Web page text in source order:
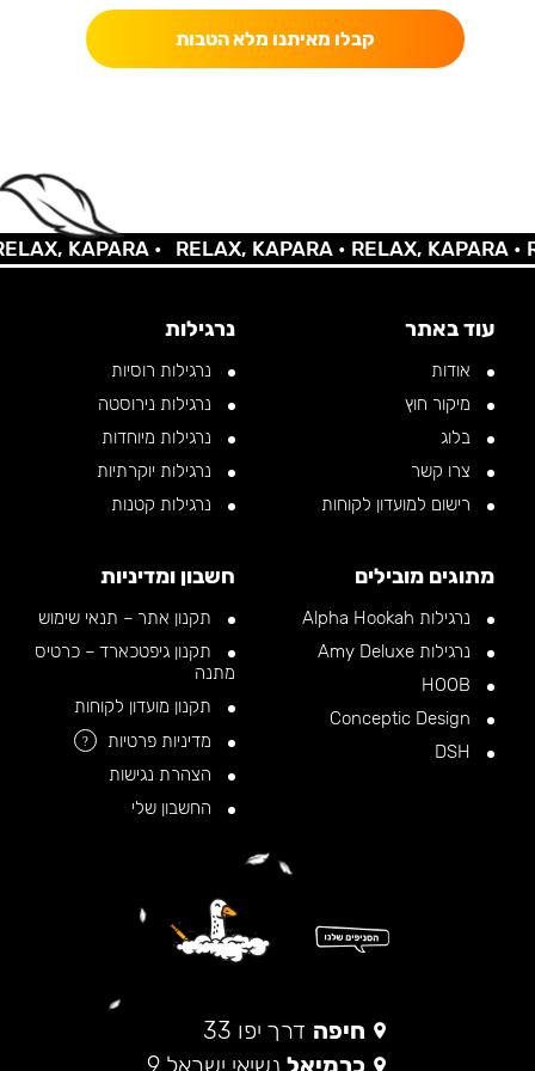
קבלו מאיתנו מלא הטבות
KAPARA • RELAX, KAPARA •RELAX, KAPARA •
עוד באתר
אודות
מיקור חוץ
בלוג
צרו קשר
רישום למועדון לקוחות
נרגילות
נרגילות רוסיות
נרגילות נירוסטה
נרגילות מיוחדות
נרגילות יוקרתיות
נרגילות קטנות
מתוגים מובילים
נרגילות Alpha Hookah
נרגילות Amy Deluxe
חשבון ומדיניות
תקנון אתר – תנאי שימוש
תקנון גיפטכארד – כרטיס
מתנה
תקנון מועדון לקוחות
מדיניות פרטיות
?
הצהרת נגישות
החשבון שלי
חיפה דרך יפו 33
כרמיאל נשיאי ישראל 9